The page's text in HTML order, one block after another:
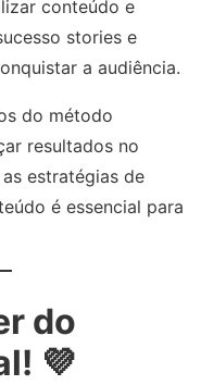
conteúdo e
stories e
a audiência.
do método
resultados no
estratégias de
é essencial para
do
💜